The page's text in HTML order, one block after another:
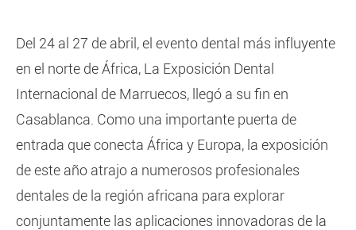
Del 24 al 27 de abril, el evento dental más influyente
en el norte de África, La Exposición Dental
Internacional de Marruecos, llegó a su fin en
Casablanca. Como una importante puerta de
entrada que conecta África y Europa, la exposición
de este año atrajo a numerosos profesionales
dentales de la región africana para explorar
conjuntamente las aplicaciones innovadoras de la